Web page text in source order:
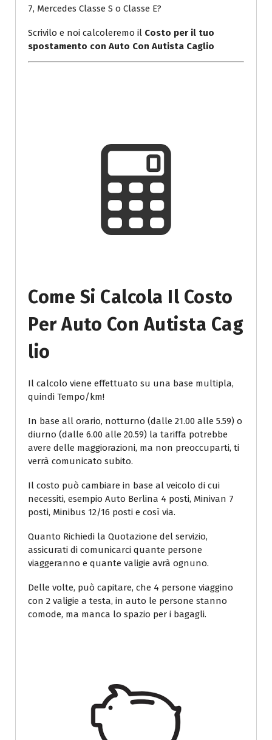
7, Mercedes Classe S o Classe E?
Scrivilo e noi calcoleremo il Costo per il tuo
spostamento con Auto Con Autista Caglio
Come Si Calcola Il Costo
Per Auto Con Autista Cag
Lio
Il calcolo viene effettuato su una base multipla,
quindi Tempo/km!
In base all orario, notturno (dalle 21.00 alle 5.59) o
diurno (dalle 6.00 alle 20.59) la tariffa potrebbe
avere delle maggiorazioni, ma non preoccuparti, ti
verrà comunicato subito.
Il costo può cambiare in base al veicolo di cui
necessiti, esempio Auto Berlina 4 posti, Minivan 7
posti, Minibus 12/16 posti e così via.
Quanto Richiedi la Quotazione del servizio,
assicurati di comunicarci quante persone
viaggeranno e quante valigie avrà ognuno.
Delle volte, può capitare, che 4 persone viaggino
con 2 valigie a testa, in auto le persone stanno
comode, ma manca lo spazio per i bagagli.